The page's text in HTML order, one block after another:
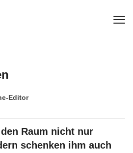
Editor
Raum nicht nur
schenken ihm auch